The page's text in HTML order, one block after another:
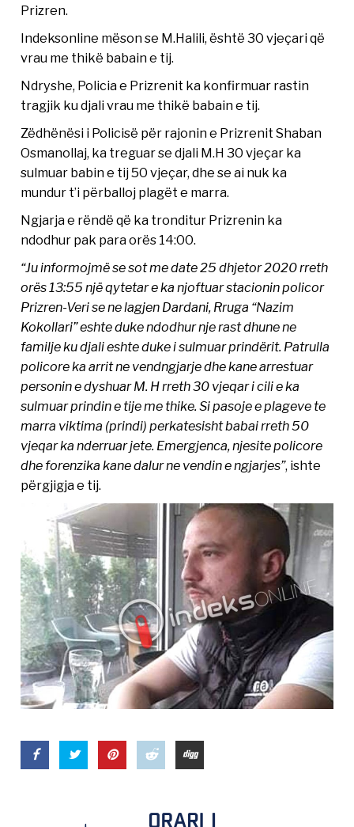
Prizren.
Indeksonline mëson se M.Halili, është 30 vjeçari që
vrau me thikë babain e tij.
Ndryshe, Policia e Prizrenit ka konfirmuar rastin
tragjik ku djali vrau me thikë babain e tij.
Zëdhënësi i Policisë për rajonin e Prizrenit Shaban
Osmanollaj, ka treguar se djali M.H 30 vjeçar ka
sulmuar babin e tij 50 vjeçar, dhe se ai nuk ka
mundur t’i përballoj plagët e marra.
Ngjarja e rëndë që ka tronditur Prizrenin ka
ndodhur pak para orës 14:00.
“Ju informojmë se sot me date 25 dhjetor 2020 rreth
orës 13:55 një qytetar e ka njoftuar stacionin policor
Prizren-Veri se ne lagjen Dardani, Rruga “Nazim
Kokollari” eshte duke ndodhur nje rast dhune ne
familje ku djali eshte duke i sulmuar prindërit. Patrulla
policore ka arrit ne vendngjarje dhe kane arrestuar
personin e dyshuar M. H rreth 30 vjeqar i cili e ka
sulmuar prindin e tije me thike. Si pasoje e plageve te
marra viktima (prindi) perkatesisht babai rreth 50
vjeqar ka nderruar jete. Emergjenca, njesite policore
dhe forenzika kane dalur ne vendin e ngjarjes”, ishte
përgjigja e tij.